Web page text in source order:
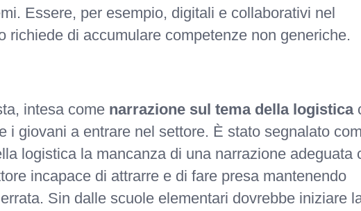
Essere, per esempio, digitali e collaborativi nel
richiede di accumulare competenze non generiche.
intesa come narrazione sul tema della logistica
i giovani a entrare nel settore. È stato segnalato
logistica la mancanza di una narrazione adeguata
incapace di attrarre e di fare presa mantenendo
Sin dalle scuole elementari dovrebbe iniziare